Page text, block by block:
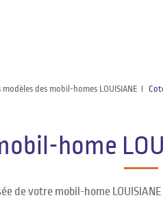
modèles des mobil-homes LOUISIANE
home
de votre mobil-home